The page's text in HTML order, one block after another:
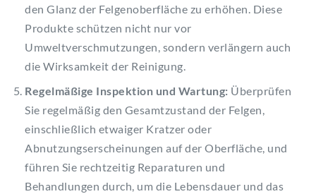
den Glanz der Felgenoberfläche zu erhöhen. Diese
Produkte schützen nicht nur vor
Umweltverschmutzungen, sondern verlängern auch
die Wirksamkeit der Reinigung.
Regelmäßige Inspektion und Wartung: Überprüfen
Sie regelmäßig den Gesamtzustand der Felgen,
einschließlich etwaiger Kratzer oder
Abnutzungserscheinungen auf der Oberfläche, und
führen Sie rechtzeitig Reparaturen und
Behandlungen durch, um die Lebensdauer und das